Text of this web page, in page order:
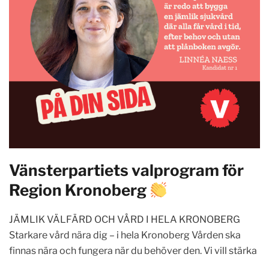
Vänsterpartiets valprogram för
Region Kronoberg
JÄMLIK VÄLFÄRD OCH VÅRD I HELA KRONOBERG
Starkare vård nära dig – i hela Kronoberg Vården ska
finnas nära och fungera när du behöver den. Vi vill stärka